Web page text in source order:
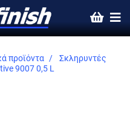
προϊόντα
Σκληρυντές
9007 0,5 L